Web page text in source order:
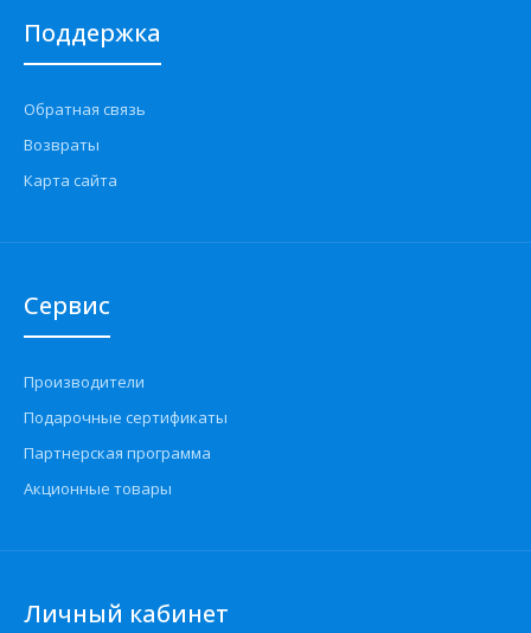
Поддержка
Обратная связь
Возвраты
Карта сайта
Сервис
Производители
Подарочные сертификаты
Партнерская программа
Акционные товары
Личный кабинет